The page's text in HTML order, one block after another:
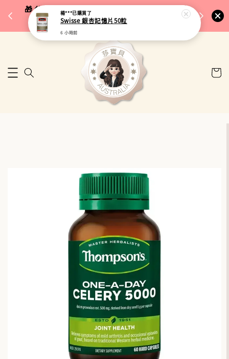
🎁 父親節限定｜全館96折・指定品牌88折｜滿
$5,000再折$100
🚚 台
楊***已購買了
Swisse 銀杏記憶片50粒
6 小時前